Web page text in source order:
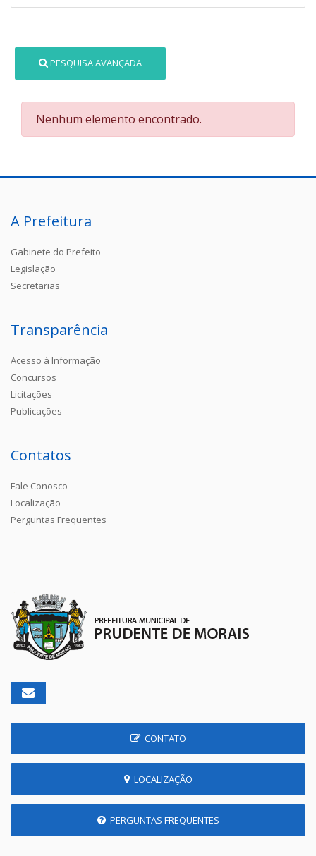
PESQUISA AVANÇADA
Nenhum elemento encontrado.
A Prefeitura
Gabinete do Prefeito
Legislação
Secretarias
Transparência
Acesso à Informação
Concursos
Licitações
Publicações
Contatos
Fale Conosco
Localização
Perguntas Frequentes
CONTATO
LOCALIZAÇÃO
PERGUNTAS FREQUENTES